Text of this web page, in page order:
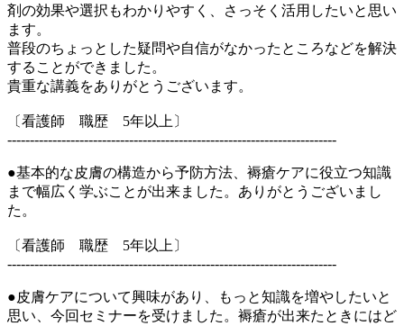
剤の効果や選択もわかりやすく、さっそく活用したいと思い
ます。
普段のちょっとした疑問や自信がなかったところなどを解決
することができました。
貴重な講義をありがとうございます。
〔看護師 職歴 5年以上〕
-------------------------------------------------------------------------
●基本的な皮膚の構造から予防方法、褥瘡ケアに役立つ知識
まで幅広く学ぶことが出来ました。ありがとうございまし
た。
〔看護師 職歴 5年以上〕
-------------------------------------------------------------------------
●皮膚ケアについて興味があり、もっと知識を増やしたいと
思い、今回セミナーを受けました。褥瘡が出来たときにはど